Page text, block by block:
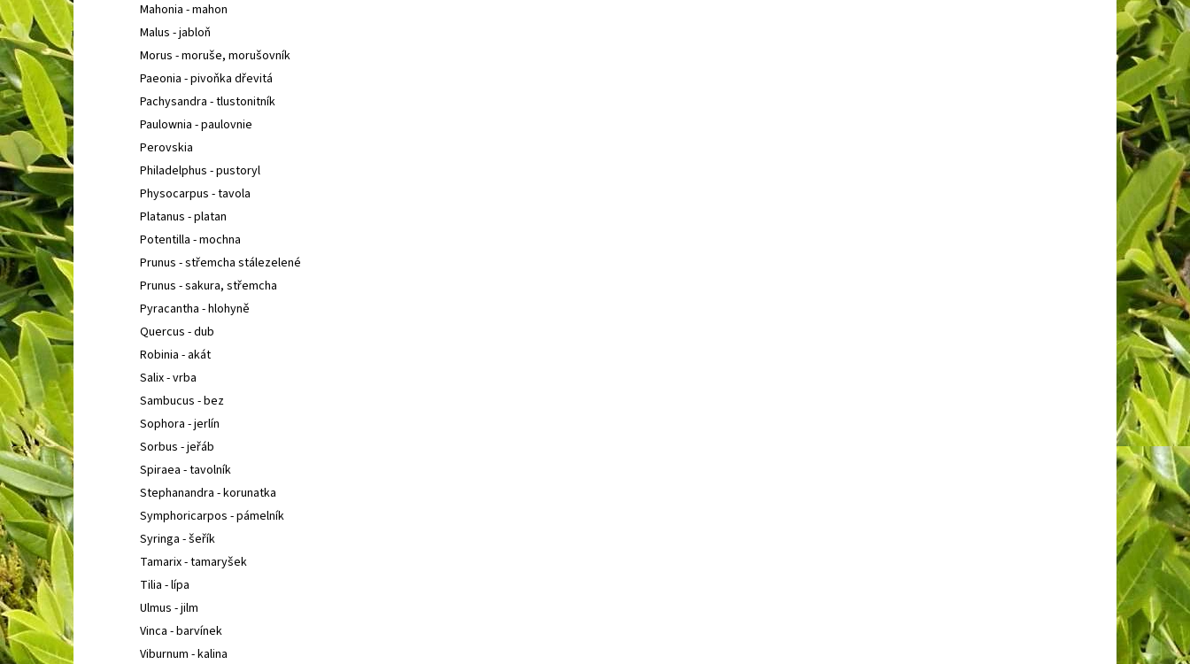
Mahonia - mahon
Malus - jabloň
Morus - moruše, morušovník
Paeonia - pivoňka dřevitá
Pachysandra - tlustonitník
Paulownia - paulovnie
Perovskia
Philadelphus - pustoryl
Physocarpus - tavola
Platanus - platan
Potentilla - mochna
Prunus - střemcha stálezelené
Prunus - sakura, střemcha
Pyracantha - hlohyně
Quercus - dub
Robinia - akát
Salix - vrba
Sambucus - bez
Sophora - jerlín
Sorbus - jeřáb
Spiraea - tavolník
Stephanandra - korunatka
Symphoricarpos - pámelník
Syringa - šeřík
Tamarix - tamaryšek
Tilia - lípa
Ulmus - jilm
Vinca - barvínek
Viburnum - kalina